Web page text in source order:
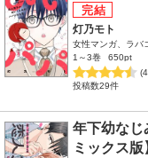
灯乃モト
女性マンガ、ラバ
1～3巻
650pt
投稿数29件
年下幼なじ
ミックス版